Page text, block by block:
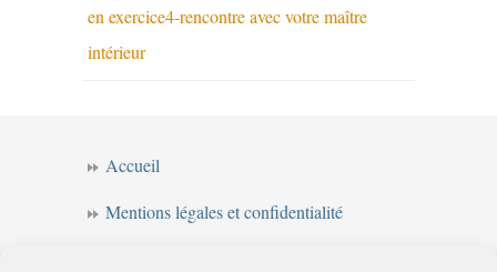
en exercice4-rencontre avec votre maître
intérieur
Accueil
Mentions légales et confidentialité